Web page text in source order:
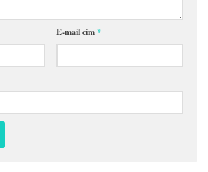
E-mail cím*